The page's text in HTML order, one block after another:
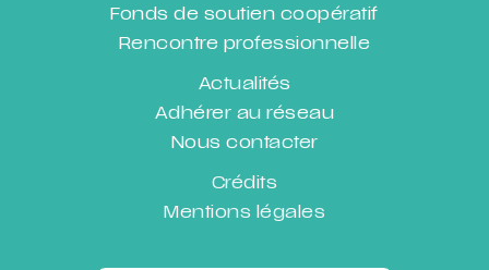
Fonds de soutien coopératif
Rencontre professionnelle
Actualités
Adhérer au réseau
Nous contacter
Crédits
Mentions légales